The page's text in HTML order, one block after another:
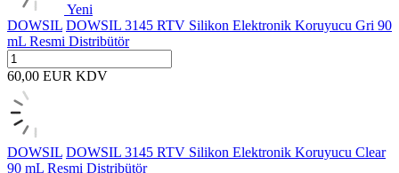
Yeni
DOWSIL DOWSIL 3145 RTV Silikon Elektronik Koruyucu Gri 90
mL Resmi Distribütör
60,00 EUR KDV
DOWSIL DOWSIL 3145 RTV Silikon Elektronik Koruyucu Clear
90 mL Resmi Distribütör